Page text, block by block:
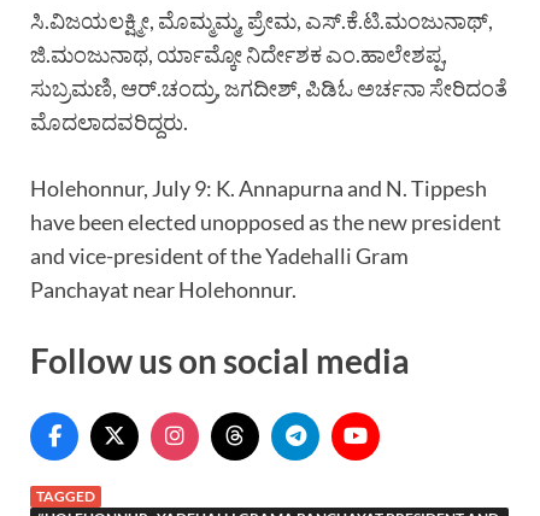
ಸಿ.ವಿಜಯಲಕ್ಷ್ಮೀ, ಮೊಮ್ಮಮ್ಮ, ಪ್ರೇಮ, ಎಸ್.ಕೆ.ಟಿ.ಮಂಜುನಾಥ್,
ಜಿ.ಮಂಜುನಾಥ, ರ್ಯಾಮ್ಕೋ ನಿರ್ದೇಶಕ ಎಂ.ಹಾಲೇಶಪ್ಪ,
ಸುಬ್ರಮಣಿ, ಆರ್.ಚಂದ್ರು, ಜಗದೀಶ್, ಪಿಡಿಓ ಅರ್ಚನಾ ಸೇರಿದಂತೆ
ಮೊದಲಾದವರಿದ್ದರು.
Holehonnur, July 9: K. Annapurna and N. Tippesh
have been elected unopposed as the new president
and vice-president of the Yadehalli Gram
Panchayat near Holehonnur.
Follow us on social media
TAGGED